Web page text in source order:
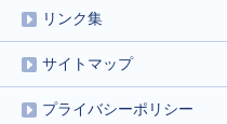
リンク集
サイトマップ
プライバシーポリシー